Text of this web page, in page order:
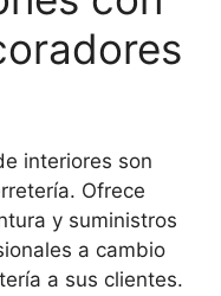
interiores son
Ofrece
y suministros
a cambio
a sus clientes.